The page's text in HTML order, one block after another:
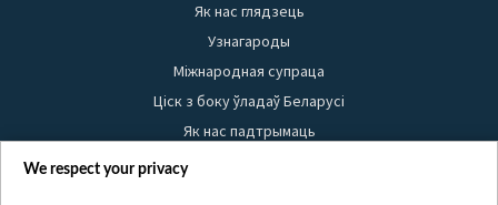
Як нас глядзець
Узнагароды
Міжнародная супраца
Ціск з боку ўладаў Беларусі
Як нас падтрымаць
Правілы выкарыстання матэрыялаў
We respect your privacy